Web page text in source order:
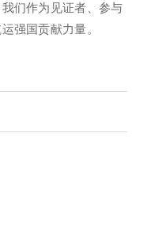
们作为见证者、参与
强国贡献力量。